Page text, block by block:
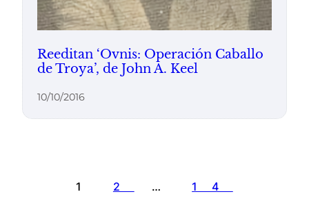
Reeditan ‘Ovnis: Operación Caballo
de Troya’, de John A. Keel
10/10/2016
1 2 … 14